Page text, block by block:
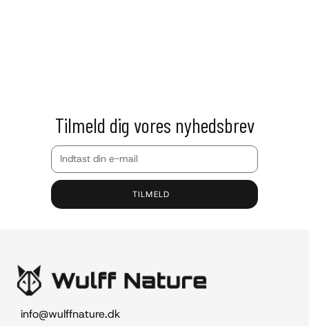
Tilmeld dig vores nyhedsbrev
TILMELD
info@wulffnature.dk